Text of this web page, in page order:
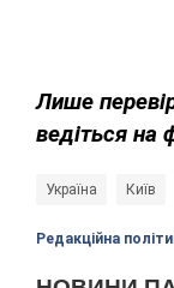
Лише
ведіться на
Україна Київ
Редакційна